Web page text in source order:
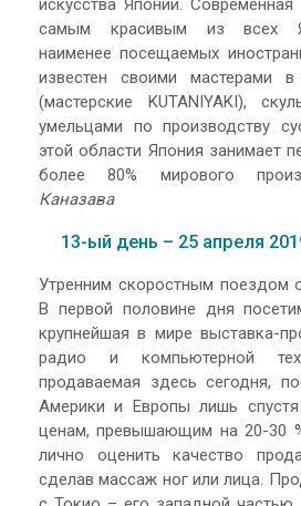
искусства Японии. Современная
самым красивым из всех
наименее посещаемых
известен своими мастерами
(мастерские KUTANIYAKI),
умельцами по производству
этой области Япония занимает
более 80% мирового
Каназава
13-ый день – 25 апреля
Утренним скоростным поездом
В первой половине дня
крупнейшая в мире выставка-
радио и компьютерной
продаваемая здесь сегодня,
Америки и Европы лишь
ценам, превышающим на 20-30
лично оценить качество
сделав массаж ног или лица.